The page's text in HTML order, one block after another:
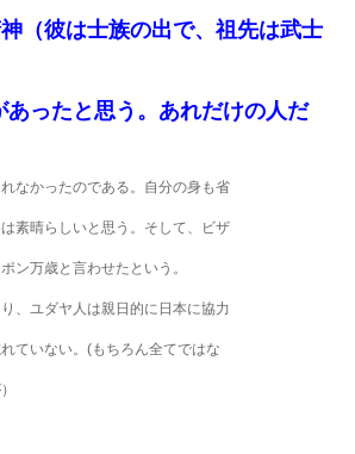
（彼は士族の出で、祖先は武士
あったと思う。あれだけの人だ
なかったのである。自分の身も省
素晴らしいと思う。そして、ビザ
ン万歳と言わせたという。
、ユダヤ人は親日的に日本に協力
ていない。(もちろん全てではな